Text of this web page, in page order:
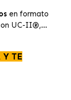
en formato
UC-II®,
el dolor,
Y TE